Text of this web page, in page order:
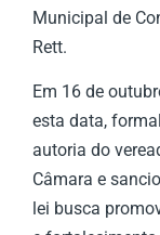
Municipal de
Rett.
Em 16 de
esta data,
autoria do
Câmara e
lei busca